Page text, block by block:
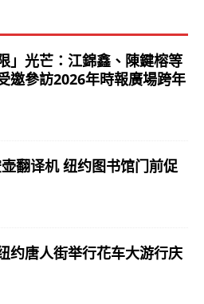
」光芒：江錦鑫、陳鍵榕等
邀參訪2026年時報廣場跨年
翻译机 纽约图书馆门前促
约唐人街举行花车大游行庆